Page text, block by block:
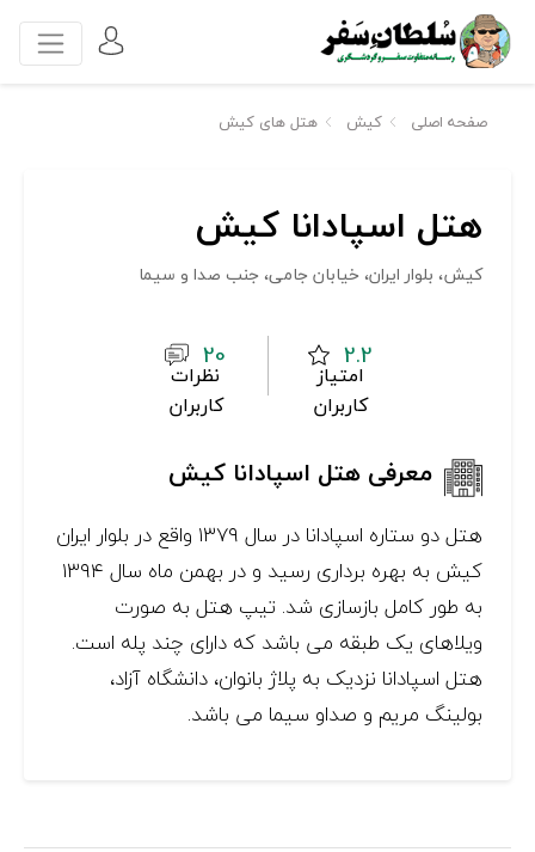
صفحه اصلی کیش هتل های کیش
هتل اسپادانا کیش
کیش، بلوار ایران، خیابان جامی، جنب صدا و سیما
2.2
امتیاز
کاربران
20
نظرات
کاربران
معرفی هتل اسپادانا کیش
هتل دو ستاره اسپادانا در سال ۱۳۷۹ واقع در بلوار ایران
کیش به بهره برداری رسید و در بهمن ماه سال ۱۳۹۴
به طور کامل بازسازی شد. تیپ هتل به صورت
ویلاهای یک طبقه می باشد که دارای چند پله است.
هتل اسپادانا نزدیک به پلاژ بانوان، دانشگاه آزاد،
بولینگ مریم و صداو سیما می باشد.